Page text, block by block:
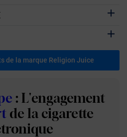
de la marque Religion Juice
: L'engagement
de la cigarette